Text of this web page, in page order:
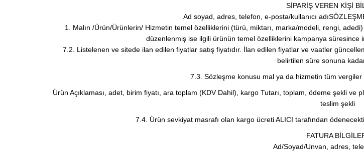
SİPARİŞ VEREN KİŞİ
Ad soyad, adres, telefon, e-posta/kullanıcı
1. Malın /Ürün/Ürünlerin/ Hizmetin temel özelliklerini (türü, miktarı, marka/modeli, rengi,
düzenlenmiş ise ilgili ürünün temel özelliklerini kampanya süresince
7.2. Listelenen ve sitede ilan edilen fiyatlar satış fiyatıdır. İlan edilen fiyatlar ve vaatler
belirtilen süre sonuna
7.3. Sözleşme konusu mal ya da hizmetin tüm vergiler
Ürün Açıklaması, adet, birim fiyatı, ara toplam (KDV Dahil), kargo Tutarı, toplam, ödeme şekli
teslim şekli
7.4. Ürün sevkiyat masrafı olan kargo ücreti ALICI tarafından
FATURA
Ad/Soyad/Unvan, adres,